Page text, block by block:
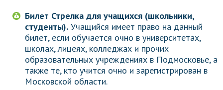
Билет Стрелка для учащихся (школьники,
студенты). Учащийся имеет право на данный
билет, если обучается очно в университетах,
школах, лицеях, колледжах и прочих
образовательных учреждениях в Подмосковье, а
также те, кто учится очно и зарегистрирован в
Московской области.